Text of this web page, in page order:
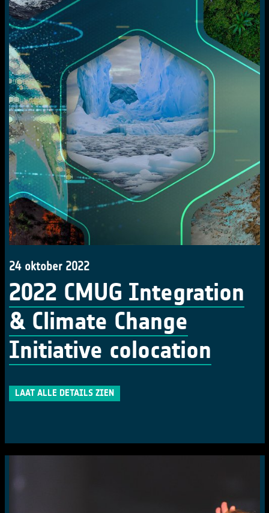
24 oktober 2022
2022 CMUG Integration
& Climate Change
Initiative colocation
LAAT ALLE DETAILS ZIEN